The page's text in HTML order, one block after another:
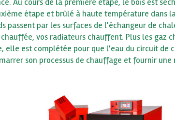
Au cours de la première étape, le bois est
étape et brûlé à haute température
passent par les surfaces de l'échangeur de
vos radiateurs chauffent. Plus les gaz
elle est complétée pour que l'eau du circuit
son processus de chauffage et fournir une